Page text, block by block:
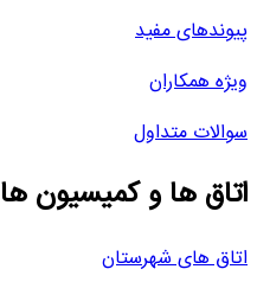
پیوندهای مفید
ویژه همکاران
سوالات متداول
اتاق ها و کمیسیون ها
اتاق های شهرستان